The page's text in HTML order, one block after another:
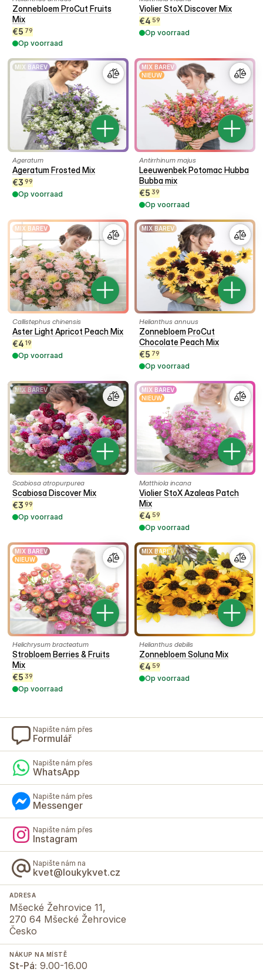
Zonnebloem ProCut Fruits
Mix
€5 79
Op voorraad
Violier StoX Discover Mix
€4 59
Op voorraad
MIX BAREV
Ageratum
Ageratum Frosted Mix
€3 99
Op voorraad
MIX BAREV
NIEUW
Antirrhinum majus
Leeuwenbek Potomac Hubba
Bubba mix
€5 39
Op voorraad
MIX BAREV
Callistephus chinensis
Aster Light Apricot Peach Mix
€4 19
Op voorraad
MIX BAREV
Helianthus annuus
Zonnebloem ProCut
Chocolate Peach Mix
€5 79
Op voorraad
MIX BAREV
Scabiosa atropurpurea
Scabiosa Discover Mix
€3 99
Op voorraad
MIX BAREV
NIEUW
Matthiola incana
Violier StoX Azaleas Patch
Mix
€4 59
Op voorraad
MIX BAREV
NIEUW
Helichrysum bracteatum
Strobloem Berries & Fruits
Mix
€5 39
Op voorraad
MIX BAREV
Helianthus debilis
Zonnebloem Soluna Mix
€4 59
Op voorraad
Napište nám přes
Formulář
Napište nám přes
WhatsApp
Napište nám přes
Messenger
Napište nám přes
Instagram
Napište nám na
kvet@loukykvet.cz
ADRESA
Mšecké Žehrovice 11,
270 64 Mšecké Žehrovice
Česko
NÁKUP NA MÍSTĚ
St-Pá: 9.00-16.00